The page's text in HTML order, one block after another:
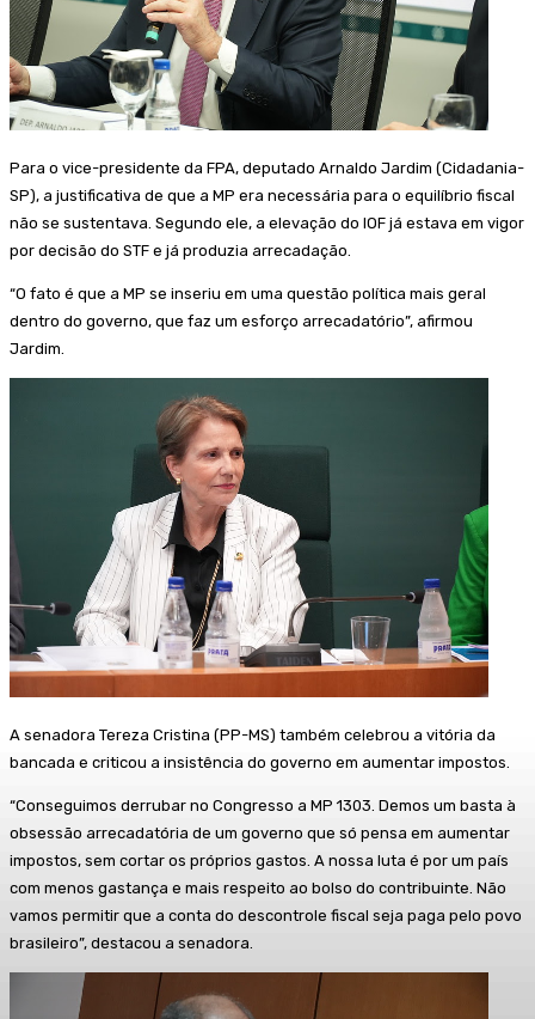
Para o vice-presidente da FPA, deputado Arnaldo Jardim (Cidadania-
SP), a justificativa de que a MP era necessária para o equilíbrio fiscal
não se sustentava. Segundo ele, a elevação do IOF já estava em vigor
por decisão do STF e já produzia arrecadação.
“O fato é que a MP se inseriu em uma questão política mais geral
dentro do governo, que faz um esforço arrecadatório”, afirmou
Jardim.
A senadora Tereza Cristina (PP-MS) também celebrou a vitória da
bancada e criticou a insistência do governo em aumentar impostos.
“Conseguimos derrubar no Congresso a MP 1303. Demos um basta à
obsessão arrecadatória de um governo que só pensa em aumentar
impostos, sem cortar os próprios gastos. A nossa luta é por um país
com menos gastança e mais respeito ao bolso do contribuinte. Não
vamos permitir que a conta do descontrole fiscal seja paga pelo povo
brasileiro”, destacou a senadora.